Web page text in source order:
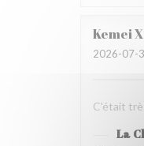
KemeiX
2026-07-
C'était
La